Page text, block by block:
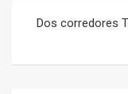
entradas
Dos corredores